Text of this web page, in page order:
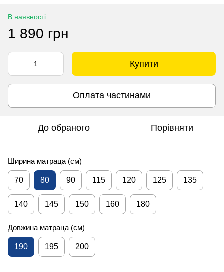
В наявності
1 890 грн
Купити
Оплата частинами
До обраного Порівняти
Ширина матраца (см)
70 80 90 115 120 125 135
140 145 150 160 180
Довжина матраца (см)
190 195 200